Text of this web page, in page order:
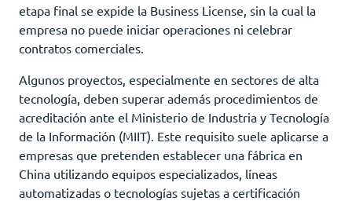
etapa final se expide la Business License, sin la cual la
empresa no puede iniciar operaciones ni celebrar
contratos comerciales.
Algunos proyectos, especialmente en sectores de alta
tecnología, deben superar además procedimientos de
acreditación ante el Ministerio de Industria y Tecnología
de la Información (MIIT). Este requisito suele aplicarse a
empresas que pretenden establecer una fábrica en
China utilizando equipos especializados, líneas
automatizadas o tecnologías sujetas a certificación